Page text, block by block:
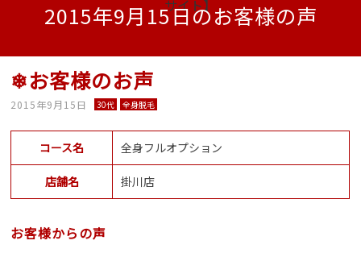
2015年9月15日のお客様の声
❄お客様のお声
2015年9月15日 30代 全身脱毛
コース名 全身フルオプション
店舗名 掛川店
お客様からの声